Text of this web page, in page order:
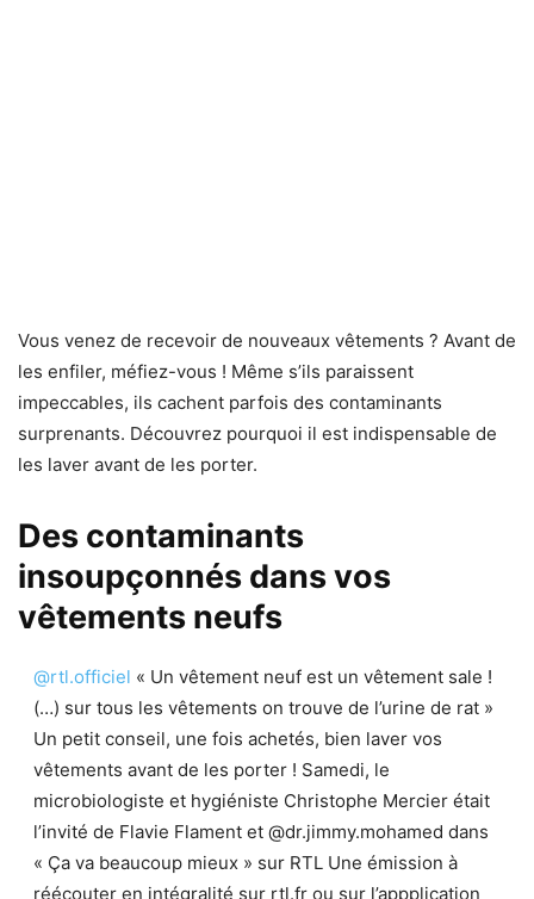
Vous venez de recevoir de nouveaux vêtements ? Avant de
les enfiler, méfiez-vous ! Même s’ils paraissent
impeccables, ils cachent parfois des contaminants
surprenants. Découvrez pourquoi il est indispensable de
les laver avant de les porter.
Des contaminants
insoupçonnés dans vos
vêtements neufs
@rtl.officiel « Un vêtement neuf est un vêtement sale !
(…) sur tous les vêtements on trouve de l’urine de rat »
Un petit conseil, une fois achetés, bien laver vos
vêtements avant de les porter ! Samedi, le
microbiologiste et hygiéniste Christophe Mercier était
l’invité de Flavie Flament et @dr.jimmy.mohamed dans
« Ça va beaucoup mieux » sur RTL Une émission à
réécouter en intégralité sur rtl.fr ou sur l’appplication